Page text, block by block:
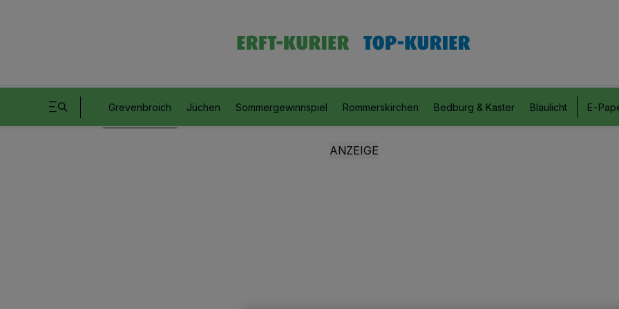
Grevenbroich Jüchen Sommergewinnspiel Rommerskirchen Bedburg & Kaster Blaulicht E-